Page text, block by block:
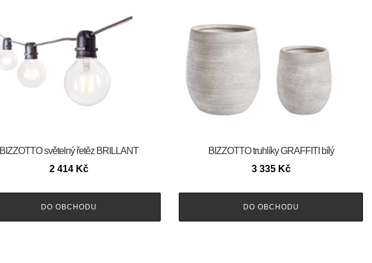
BIZZOTTO světelný řetěz BRILLANT
2 414 Kč
DO OBCHODU
BIZZOTTO truhlíky GRAFFITI bílý
3 335 Kč
DO OBCHODU